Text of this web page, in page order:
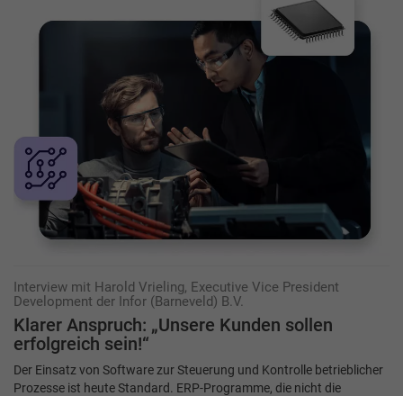
Interview mit Harold Vrieling, Executive Vice President
Development der Infor (Barneveld) B.V.
Klarer Anspruch: „Unsere Kunden sollen
erfolgreich sein!“
Der Einsatz von Software zur Steuerung und Kontrolle betrieblicher
Prozesse ist heute Standard. ERP-Programme, die nicht die